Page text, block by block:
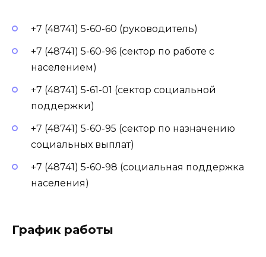
+7 (48741) 5-60-60 (руководитель)
+7 (48741) 5-60-96 (сектор по работе с
населением)
+7 (48741) 5-61-01 (сектор социальной
поддержки)
+7 (48741) 5-60-95 (сектор по назначению
социальных выплат)
+7 (48741) 5-60-98 (социальная поддержка
населения)
График работы